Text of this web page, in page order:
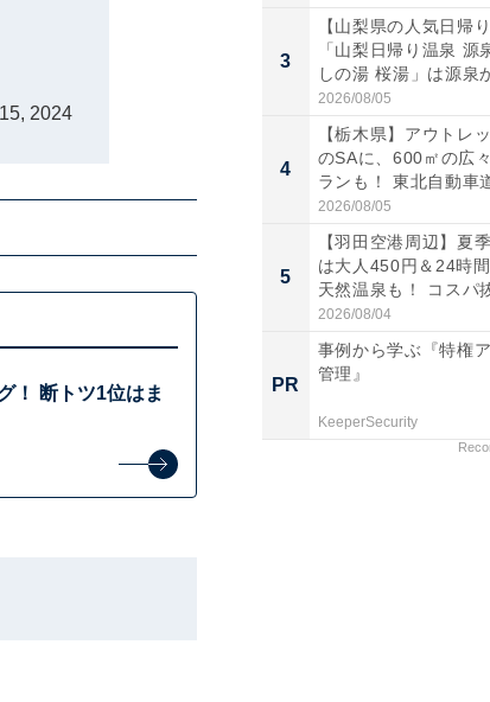
2024
！ 断トツ1位はま
3
【山梨県の人気日帰
「山梨日帰り温泉 源
しの湯 桜湯」は源泉
2026/08/05
4
【栃木県】アウトレ
のSAに、600㎡の広
ランも！ 東北自動車
2026/08/05
5
【羽田空港周辺】夏
は大人450円＆24時
天然温泉も！ コスパ
2026/08/04
PR
事例から学ぶ『特権
管理』
KeeperSecurity